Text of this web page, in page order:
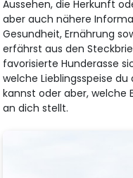
Aussehen, die Herkunft
aber auch nähere
Gesundheit, Ernährung
erfährst aus den
favorisierte Hunderasse
welche Lieblingsspeise
kannst oder aber, welche
an dich stellt.